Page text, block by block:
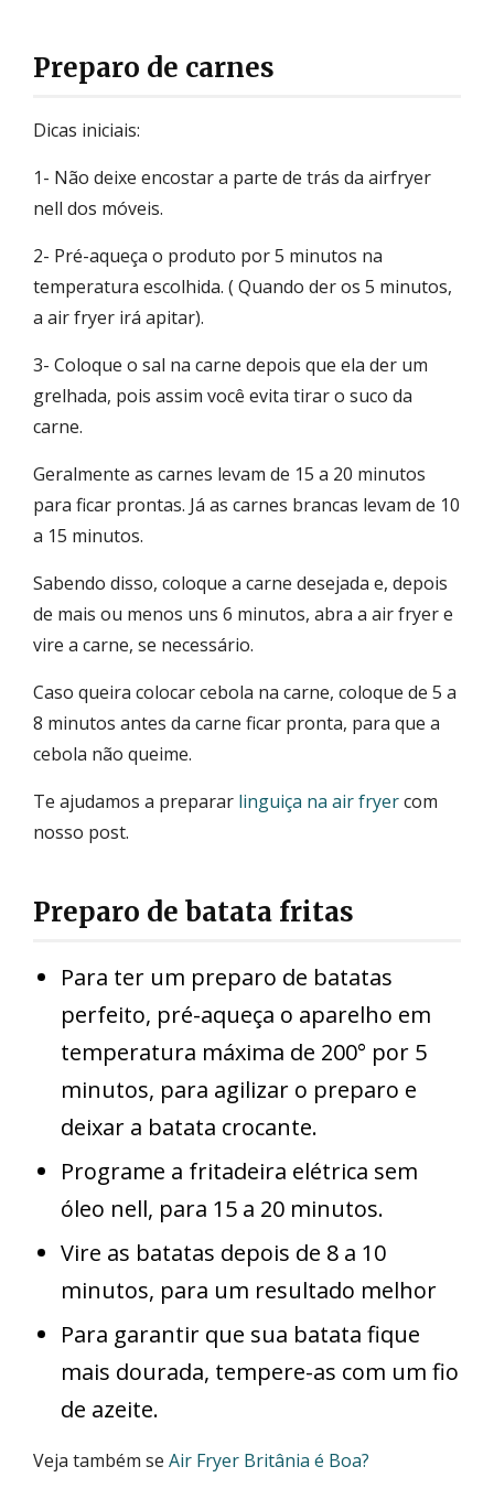
Preparo de carnes
Dicas iniciais:
1- Não deixe encostar a parte de trás da airfryer
nell dos móveis.
2- Pré-aqueça o produto por 5 minutos na
temperatura escolhida. ( Quando der os 5 minutos,
a air fryer irá apitar).
3- Coloque o sal na carne depois que ela der um
grelhada, pois assim você evita tirar o suco da
carne.
Geralmente as carnes levam de 15 a 20 minutos
para ficar prontas. Já as carnes brancas levam de 10
a 15 minutos.
Sabendo disso, coloque a carne desejada e, depois
de mais ou menos uns 6 minutos, abra a air fryer e
vire a carne, se necessário.
Caso queira colocar cebola na carne, coloque de 5 a
8 minutos antes da carne ficar pronta, para que a
cebola não queime.
Te ajudamos a preparar linguiça na air fryercom
nosso post.
Preparo de batata fritas
Para ter um preparo de batatas
perfeito, pré-aqueça o aparelho em
temperatura máxima de 200° por 5
minutos, para agilizar o preparo e
deixar a batata crocante.
Programe a fritadeira elétrica sem
óleo nell, para 15 a 20 minutos.
Vire as batatas depois de 8 a 10
minutos, para um resultado melhor
Para garantir que sua batata fique
mais dourada, tempere-as com um fio
de azeite.
Veja também se Air Fryer Britânia é Boa?